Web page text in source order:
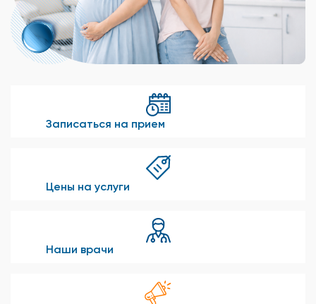
Записаться на прием
Цены на услуги
Наши врачи